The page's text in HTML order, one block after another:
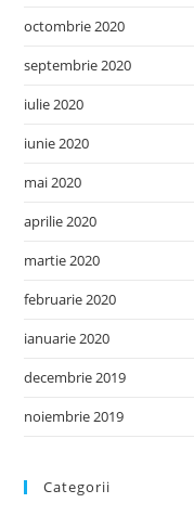
octombrie 2020
septembrie 2020
iulie 2020
iunie 2020
mai 2020
aprilie 2020
martie 2020
februarie 2020
ianuarie 2020
decembrie 2019
noiembrie 2019
Categorii